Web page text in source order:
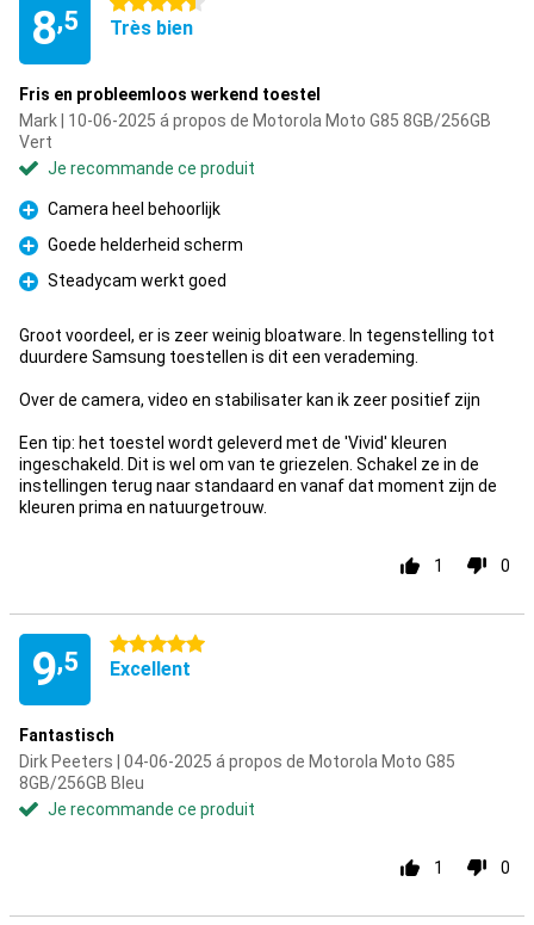
8,5 Très bien
Fris en probleemloos werkend toestel
Mark | 10-06-2025 á propos de Motorola Moto G85 8GB/256GB
Vert
Je recommande ce produit
Pour
Camera heel behoorlijk
Pour
Goede helderheid scherm
Pour
Steadycam werkt goed
Groot voordeel, er is zeer weinig bloatware. In tegenstelling tot
duurdere Samsung toestellen is dit een verademing.
Over de camera, video en stabilisater kan ik zeer positief zijn
Een tip: het toestel wordt geleverd met de 'Vivid' kleuren
ingeschakeld. Dit is wel om van te griezelen. Schakel ze in de
instellingen terug naar standaard en vanaf dat moment zijn de
kleuren prima en natuurgetrouw.
1 0
9,5
5 étoiles
Excellent
Fantastisch
Dirk Peeters | 04-06-2025 á propos de Motorola Moto G85
8GB/256GB Bleu
Je recommande ce produit
1 0